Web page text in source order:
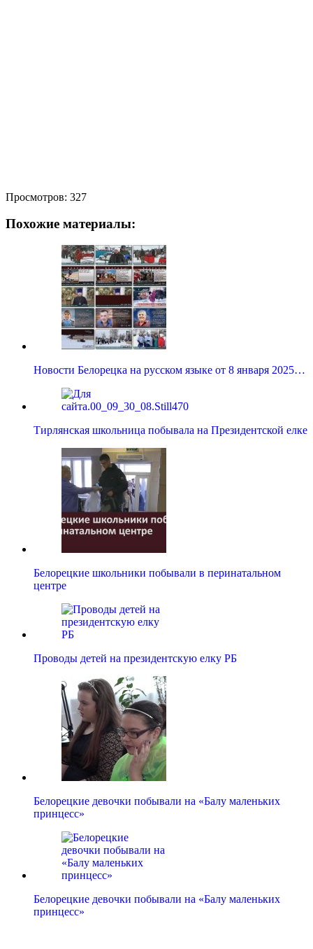
Просмотров: 327
Похожие материалы:
Новости Белорецка на русском языке от 8 января 2025…
Тирлянская школьница побывала на Президентской елке
Белорецкие школьники побывали в перинатальном
центре
Проводы детей на президентскую елку РБ
Белорецкие девочки побывали на «Балу маленьких
принцесс»
Белорецкие девочки побывали на «Балу маленьких
принцесс»